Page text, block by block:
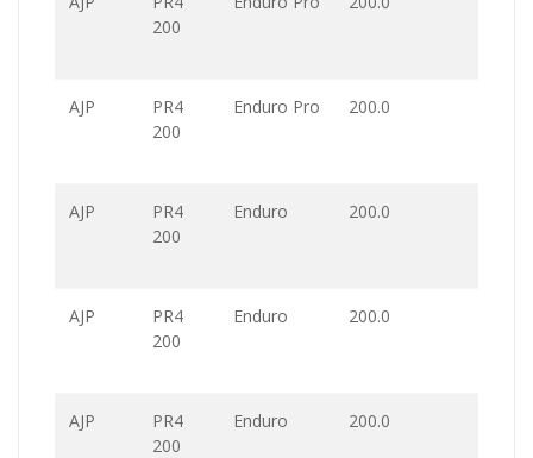
200
AJP
PR4
200
Enduro Pro 200.0
AJP
PR4
200
Enduro 200.0
AJP
PR4
200
Enduro 200.0
AJP
PR4
200
Enduro 200.0